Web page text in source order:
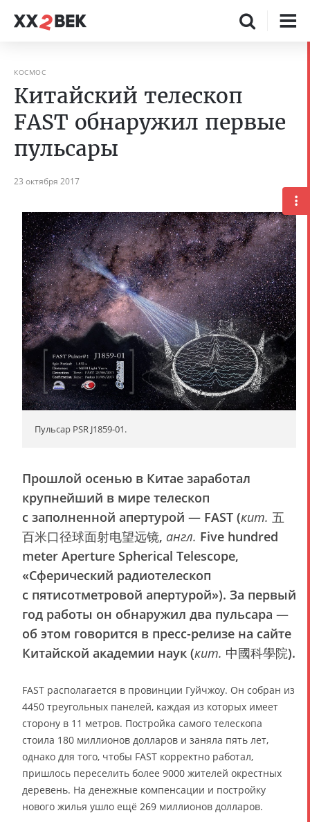
КОСМОС
Китайский телескоп
FAST обнаружил первые
пульсары
23 октября 2017
Пульсар PSR J1859-01.
Прошлой осенью в Китае заработал
крупнейший в мире телескоп
с заполненной апертурой — FAST (кит. 五
百米口径球面射电望远镜, англ. Five hundred
meter Aperture Spherical Telescope,
«Сферический радиотелескоп
с пятисотметровой апертурой»). За первый
год работы он обнаружил два пульсара —
об этом говорится в пресс-релизе на сайте
Китайской академии наук (кит. 中國科學院).
FAST располагается в провинции Гуйчжоу. Он собран из
4450 треугольных панелей, каждая из которых имеет
сторону в 11 метров. Постройка самого телескопа
стоила 180 миллионов долларов и заняла пять лет,
однако для того, чтобы FAST корректно работал,
пришлось переселить более 9000 жителей окрестных
деревень. На денежные компенсации и постройку
нового жилья ушло ещё 269 миллионов долларов.